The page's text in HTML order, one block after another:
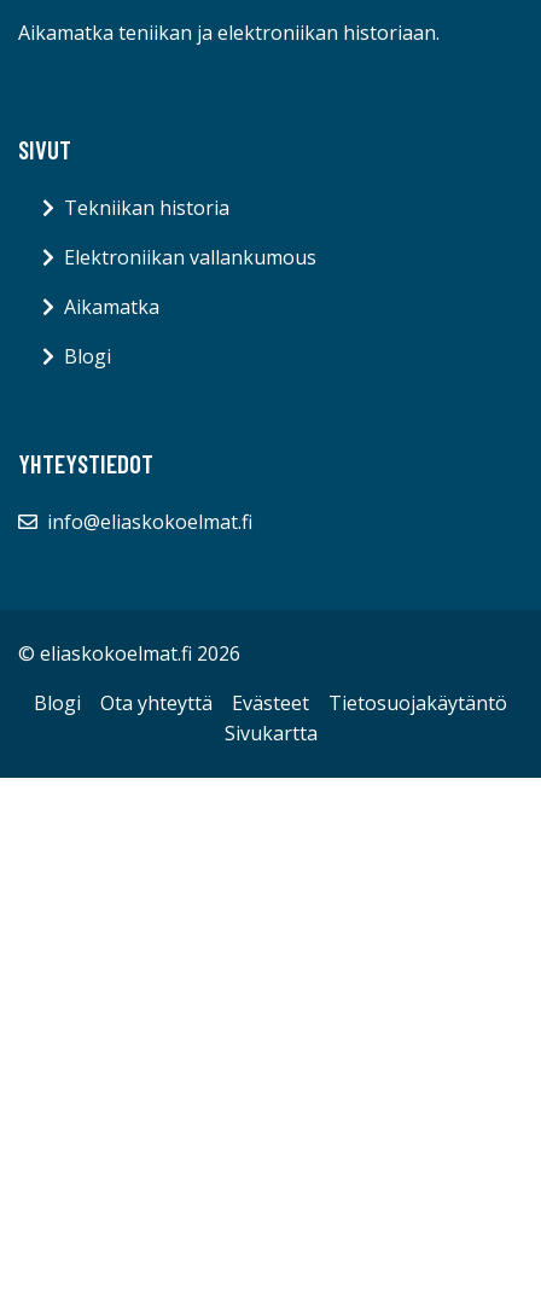
Aikamatka teniikan ja elektroniikan historiaan.
SIVUT
Tekniikan historia
Elektroniikan vallankumous
Aikamatka
Blogi
YHTEYSTIEDOT
info@eliaskokoelmat.fi
© eliaskokoelmat.fi 2026
Blogi
Ota yhteyttä Evästeet
Tietosuojakäytäntö
Sivukartta